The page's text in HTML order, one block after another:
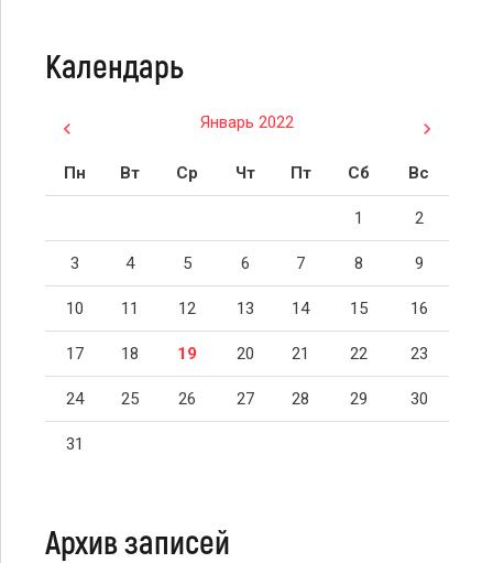
Календарь
Январь 2022
Пн Вт Ср Чт Пт Сб Вс
1 2
3 4 5 6 7 8 9
10 11 12 13 14 15 16
17 18 19 20 21 22 23
24 25 26 27 28 29 30
31
Архив записей